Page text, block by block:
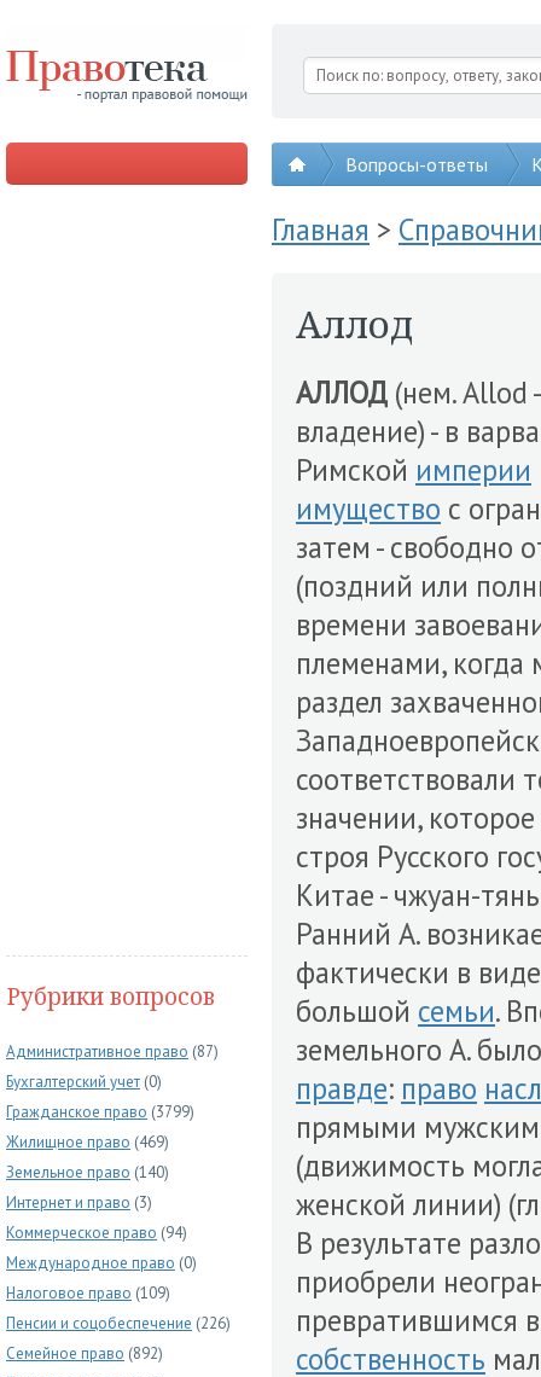
Вопросы-ответы
Рубрики вопросов
Административное право (87)
Бухгалтерский учет (0)
Гражданское право (3799)
Жилищное право (469)
Земельное право (140)
Интернет и право (3)
Коммерческое право (94)
Международное право (0)
Налоговое право (109)
Пенсии и соцобеспечение (226)
Семейное право (892)
Главная >
Аллод
АЛЛОД (нем. Allod
владение) - в
Римской империи
имущество с
затем - свободно
(поздний или
времени
племенами,
раздел
соответствовали
значении,
строя Русского
Китае - чжуан-
Ранний А.
фактически в
большой семьи.
земельного А.
правде: право
прямыми
(движимость
женской линии)
В результате
приобрели
превратившимся
собственность